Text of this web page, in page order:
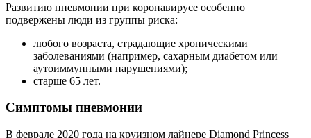
Развитию пневмонии при коронавирусе особенно
подвержены люди из группы риска:
любого возраста, страдающие хроническими
заболеваниями (например, сахарным диабетом или
аутоиммунными нарушениями);
старше 65 лет.
Симптомы пневмонии
В феврале 2020 года на круизном лайнере Diamond Princess